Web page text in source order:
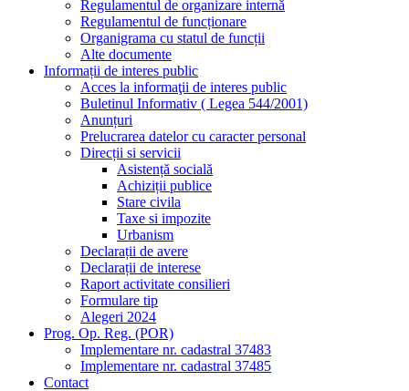
Regulamentul de organizare internă
Regulamentul de funcționare
Organigrama cu statul de funcții
Alte documente
Informații de interes public
Acces la informaţii de interes public
Buletinul Informativ ( Legea 544/2001)
Anunțuri
Prelucrarea datelor cu caracter personal
Direcții si servicii
Asistență socială
Achiziții publice
Stare civila
Taxe si impozite
Urbanism
Declarații de avere
Declarații de interese
Raport activitate consilieri
Formulare tip
Alegeri 2024
Prog. Op. Reg. (POR)
Implementare nr. cadastral 37483
Implementare nr. cadastral 37485
Contact